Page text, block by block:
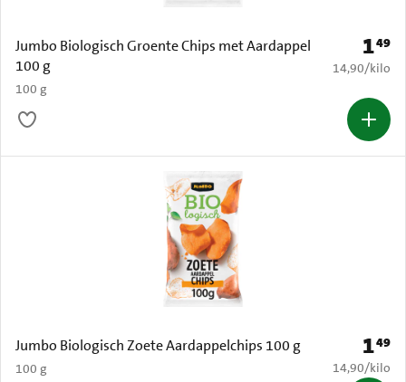
Jumbo Biologisch Groente Chips met Aardappel
100 g
100 g
Prijs:
149
€ 14,90 per
14,90/kilo
Jumbo Biologisch Zoete Aardappelchips 100 g
100 g
Prijs:
149
€ 14,90 per
14,90/kilo